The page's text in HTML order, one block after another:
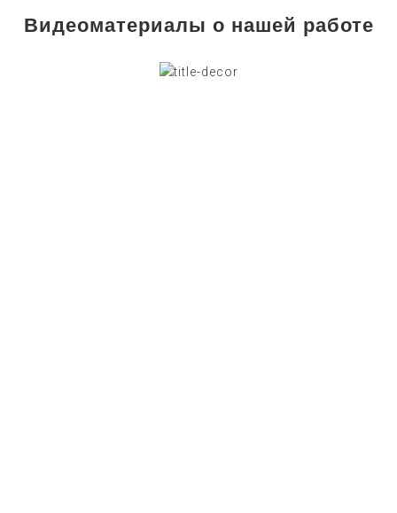
Видеоматериалы о нашей работе